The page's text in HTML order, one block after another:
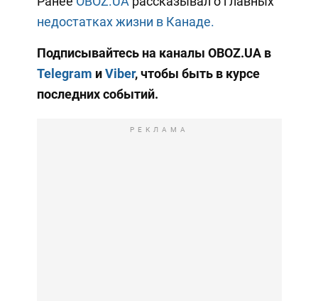
недостатках жизни в Канаде.
Подписывайтесь на каналы OBOZ.UA в
Telegram иViber, чтобы быть в курсе
последних событий.
РЕКЛАМА